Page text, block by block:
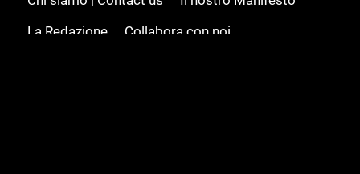
La Redazione
Collabora con noi